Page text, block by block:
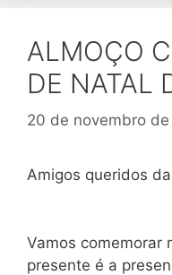
ALMOÇO
DE NATAL
20 de novembro
Amigos queridos da
Vamos comemorar
presente é a